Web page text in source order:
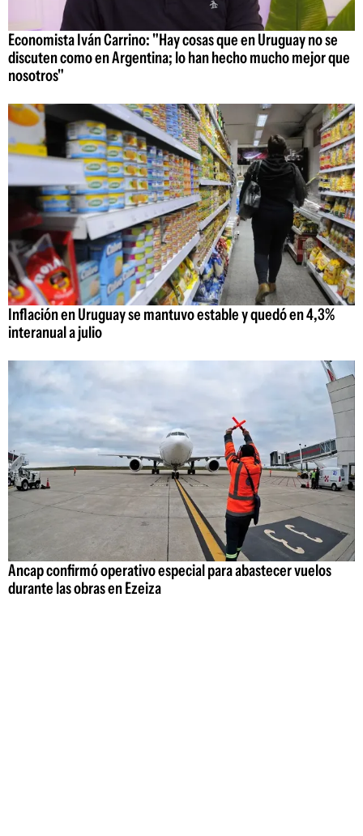
Economista Iván Carrino: "Hay cosas que en Uruguay no se
discuten como en Argentina; lo han hecho mucho mejor que
nosotros"
Inflación en Uruguay se mantuvo estable y quedó en 4,3%
interanual a julio
Ancap confirmó operativo especial para abastecer vuelos
durante las obras en Ezeiza